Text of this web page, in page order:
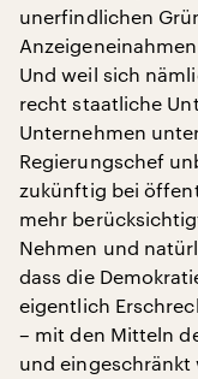
unerfindlichen
Und weil sich
recht staatliche
Unternehmen
Regierungschef
zukünftig bei
mehr
Nehmen und
dass die
eigentlich
– mit den Mitteln
und eingeschränkt